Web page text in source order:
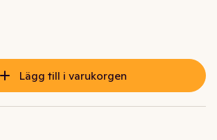
51,50 kr
/kg
Lägg till i varukorgen